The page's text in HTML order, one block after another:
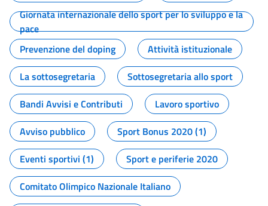
Giornata internazionale dello sport per lo sviluppo e la
pace
Prevenzione del doping
Attività istituzionale
La sottosegretaria
Sottosegretaria allo sport
Bandi Avvisi e Contributi
Lavoro sportivo
Avviso pubblico
Sport Bonus 2020 (1)
Eventi sportivi (1)
Sport e periferie 2020
Comitato Olimpico Nazionale Italiano